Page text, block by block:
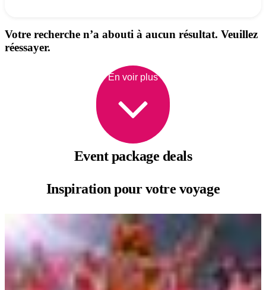
Votre recherche n’a abouti à aucun résultat. Veuillez
réessayer.
En voir plus
Eventpackage deals
Inspiration pourvotre voyage